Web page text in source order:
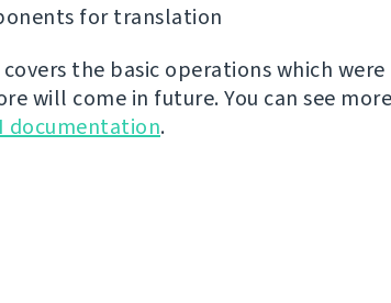
for translation
the basic operations which
will come in future. You can see more
documentation.